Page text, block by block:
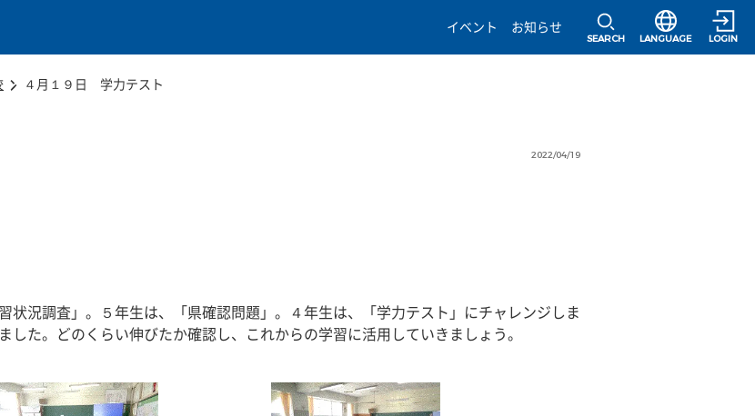
イベント
お知らせ
SEARCH
選択すると言語
LANGUAGE LOGIN
４月１９日 学力テスト
2022/04/19
状況調査」。５年生は、「県確認問題」。４年生は、「学力テスト」にチャレンジしま
した。どのくらい伸びたか確認し、これからの学習に活用していきましょう。